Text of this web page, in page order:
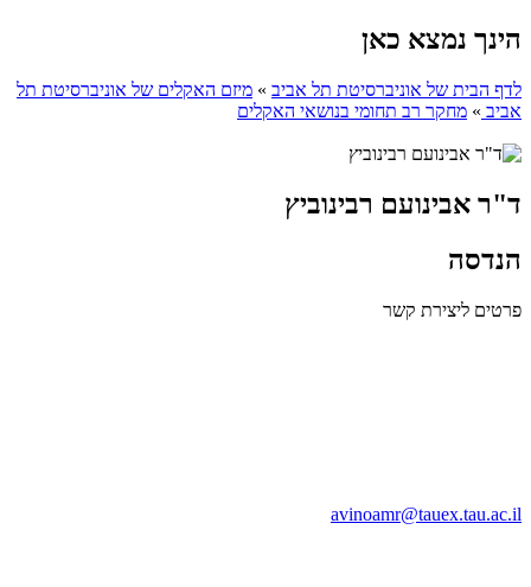
הינך נמצא כאן
לדף הבית של אוניברסיטת תל אביב » מיזם האקלים של אוניברסיטת תל
אביב » מחקר רב תחומי בנושאי האקלים
ד"ר אבינועם רבינוביץ
הנדסה
פרטים ליצירת קשר
avinoamr@tauex.tau.ac.il